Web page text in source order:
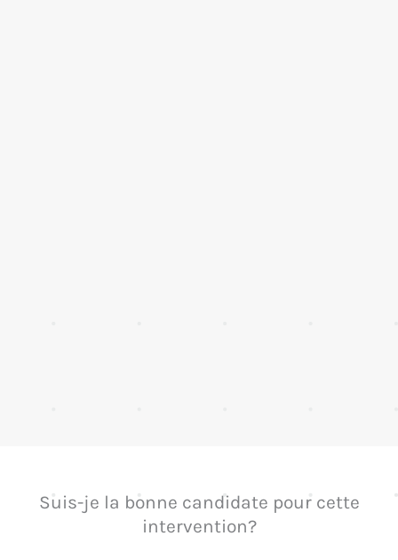
Suis-je la bonne candidate pour cette
intervention?